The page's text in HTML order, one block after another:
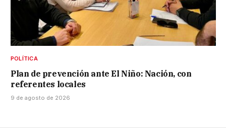
POLÍTICA
Plan de prevención ante El Niño: Nación, con
referentes locales
9 de agosto de 2026